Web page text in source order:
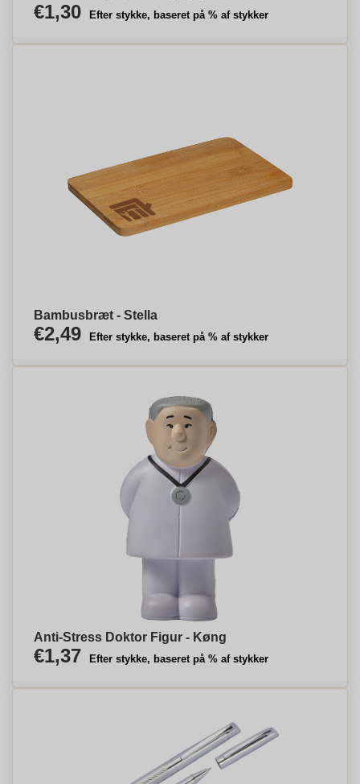
€1,30 Efter stykke, baseret på % af stykker
Bambusbræt - Stella
€2,49 Efter stykke, baseret på % af stykker
Anti-Stress Doktor Figur - Køng
€1,37 Efter stykke, baseret på % af stykker